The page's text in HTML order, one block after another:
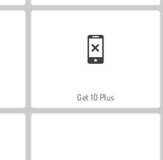
Get 10 Plus